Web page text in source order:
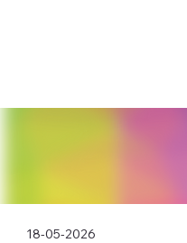
18-05-2026